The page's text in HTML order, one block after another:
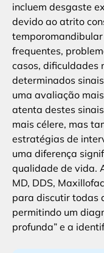
incluem desgaste
devido ao atrito
frequentes,
casos, dificuldades
determinados
uma avaliação
atenta destes
mais célere, mas
estratégias de
uma diferença
qualidade de vida.
MD, DDS,
para discutir todas
permitindo um
profunda” e a